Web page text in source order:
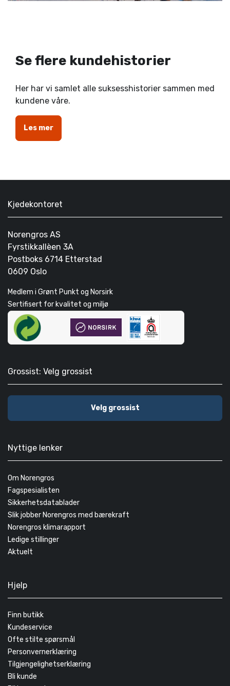
Se flere kundehistorier
Her har vi samlet alle suksesshistorier sammen med
kundene våre.
Les mer
Kjedekontoret
Norengros AS
Fyrstikkallèen 3A
Postboks 6714 Etterstad
0609 Oslo
Medlem i Grønt Punkt og Norsirk
Sertifisert for kvalitet og miljø
Grossist: Velg grossist
Velg grossist
Nyttige lenker
Om Norengros
Fagspesialisten
Sikkerhetsdatablader
Slik jobber Norengros med bærekraft
Norengros klimarapport
Ledige stillinger
Aktuelt
Hjelp
Finn butikk
Kundeservice
Ofte stilte spørsmål
Personvernerklæring
Tilgjengelighetserklæring
Bli kunde